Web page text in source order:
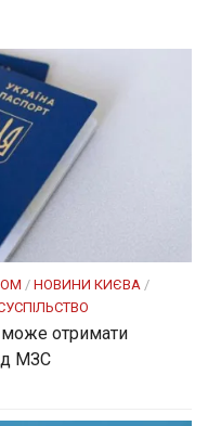
/ НОВИНИ КИЄВА /
може отримати
МЗС